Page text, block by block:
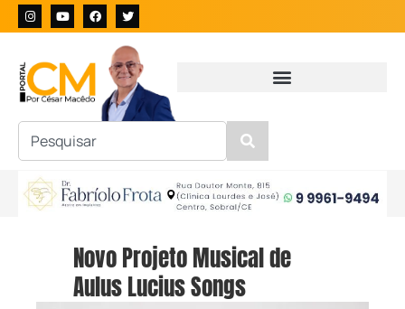
Novo Projeto Musical de
Aulus Lucius Songs